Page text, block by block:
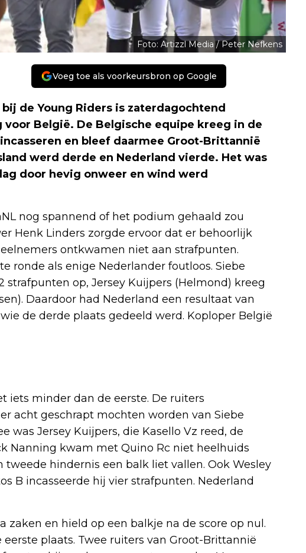
Foto: Artizzl Media / Peter Nefkens
Voeg toe als voorkeursbron op Google
de Young Riders is zaterdagochtend
België. De Belgische equipe kreeg in de
en bleef daarmee Groot-Brittannië
werd derde en Nederland vierde. Het was
door hevig onweer en wind werd
nog spannend of het podium gehaald zou
Henk Linders zorgde ervoor dat er behoorlijk
ontkwamen niet aan strafpunten.
ronde als enige Nederlander foutloos. Siebe
strafpunten op, Jersey Kuijpers (Helmond) kreeg
Daardoor had Nederland een resultaat van
de derde plaats gedeeld werd. Koploper België
iets minder dan de eerste. De ruiters
acht geschrapt mochten worden van Siebe
was Jersey Kuijpers, die Kasello Vz reed, de
Nanning kwam met Quino Rc niet heelhuids
hindernis een balk liet vallen. Ook Wesley
B incasseerde hij vier strafpunten. Nederland
zaken en hield op een balkje na de score op nul.
plaats. Twee ruiters van Groot-Brittannië